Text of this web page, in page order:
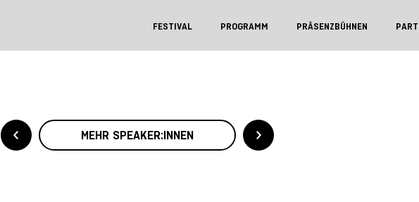
FESTIVAL PROGRAMM PRÄSENZBÜHNEN
MEHR SPEAKER:INNEN